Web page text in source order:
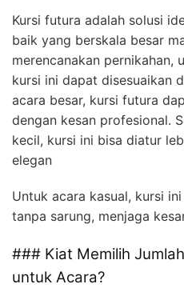
Kursi futura adalah solusi
baik yang berskala besar
merencanakan pernikahan,
kursi ini dapat disesuaikan
acara besar, kursi futura
dengan kesan profesional.
kecil, kursi ini bisa diatur
elegan
Untuk acara kasual, kursi
tanpa sarung, menjaga
### Kiat Memilih
untuk Acara?